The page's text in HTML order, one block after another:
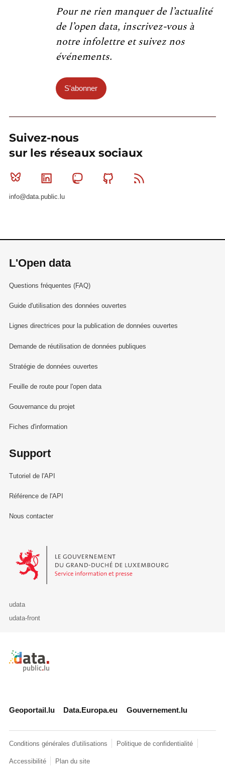
Pour ne rien manquer de l’actualité
de l’open data, inscrivez-vous à
notre infolettre et suivez nos
événements.
S'abonner
Suivez-nous
sur les réseaux sociaux
Bluesky Linkedin MastodonGithub
info@data.public.lu
L'Open data
Questions fréquentes (FAQ)
Guide d'utilisation des données ouvertes
Lignes directrices pour la publication de données ouvertes
Demande de réutilisation de données publiques
Stratégie de données ouvertes
Feuille de route pour l'open data
Gouvernance du projet
Fiches d'information
Support
Tutoriel de l'API
Référence de l'API
Nous contacter
Le Gouvernement du Grand-Duché de Luxembourg - Service
udata
udata-front
Retour à l'accueil de data.public.lu
Geoportail.lu Data.Europa.eu Gouvernement.lu
Conditions générales d'utilisations Politique de confidentialité
Accessibilité Plan du site